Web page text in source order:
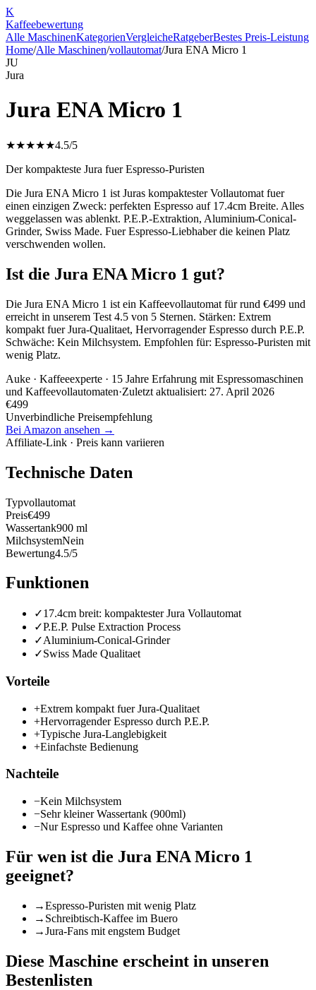
K
Kaffeebewertung
Alle MaschinenKategorienVergleicheRatgeberBestes Preis-Leistung
Home/Alle Maschinen/vollautomat/Jura ENA Micro 1
JU
Jura
Jura ENA Micro 1
★★★★★4.5/5
Der kompakteste Jura fuer Espresso-Puristen
Die Jura ENA Micro 1 ist Juras kompaktester Vollautomat fuer
einen einzigen Zweck: perfekten Espresso auf 17.4cm Breite. Alles
weggelassen was ablenkt. P.E.P.-Extraktion, Aluminium-Conical-
Grinder, Swiss Made. Fuer Espresso-Liebhaber die keinen Platz
verschwenden wollen.
Ist die Jura ENA Micro 1 gut?
Die Jura ENA Micro 1 ist ein Kaffeevollautomat für rund €499 und
erreicht in unserem Test 4.5 von 5 Sternen. Stärken: Extrem
kompakt fuer Jura-Qualitaet, Hervorragender Espresso durch P.E.P.
Schwäche: Kein Milchsystem. Empfohlen für: Espresso-Puristen mit
wenig Platz.
Auke · Kaffeeexperte · 15 Jahre Erfahrung mit Espressomaschinen
und Kaffeevollautomaten·Zuletzt aktualisiert: 27. April 2026
€499
Unverbindliche Preisempfehlung
Bei Amazon ansehen →
Affiliate-Link · Preis kann variieren
Technische Daten
Typvollautomat
Preis€499
Wassertank900 ml
MilchsystemNein
Bewertung4.5/5
Funktionen
✓17.4cm breit: kompaktester Jura Vollautomat
✓P.E.P. Pulse Extraction Process
✓Aluminium-Conical-Grinder
✓Swiss Made Qualitaet
Vorteile
+Extrem kompakt fuer Jura-Qualitaet
+Hervorragender Espresso durch P.E.P.
+Typische Jura-Langlebigkeit
+Einfachste Bedienung
Nachteile
−Kein Milchsystem
−Sehr kleiner Wassertank (900ml)
−Nur Espresso und Kaffee ohne Varianten
Für wen ist die Jura ENA Micro 1
geeignet?
→Espresso-Puristen mit wenig Platz
→ Schreibtisch-Kaffee im Buero
→Jura-Fans mit engstem Budget
Diese Maschine erscheint in unseren
Bestenlisten